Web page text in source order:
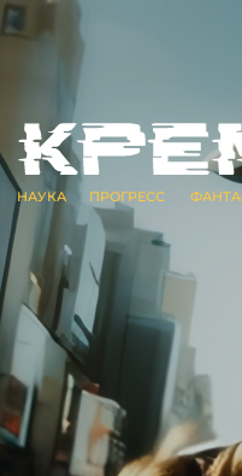
НАУКА ПРОГРЕСС ФАНТАСТИКА